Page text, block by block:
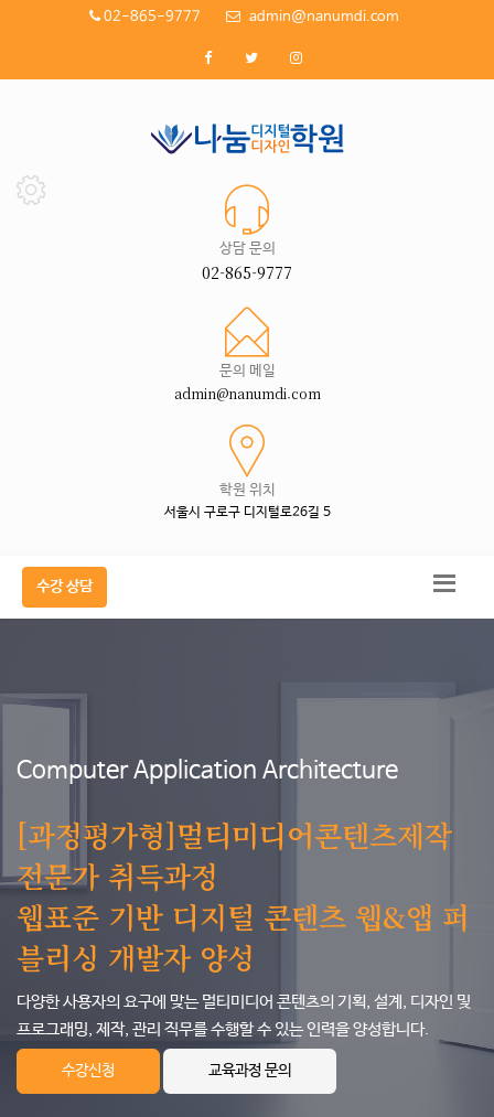
02-865-9777 admin@nanumdi.com
상담 문의
02-865-9777
문의 메일
admin@nanumdi.com
학원 위치
서울시 구로구 디지털로26길 5
수강 상담
Computer Application Architecture
[과정평가형]멀티미디어콘텐츠제작
전문가 취득과정
웹표준 기반 디지털 콘텐츠 웹&앱 퍼
블리싱 개발자 양성
다양한 사용자의 요구에 맞는 멀티미디어 콘텐츠의 기획, 설계, 디자인 및
프로그래밍, 제작, 관리 직무를 수행할 수 있는 인력을 양성합니다.
수강신청 교육과정 문의